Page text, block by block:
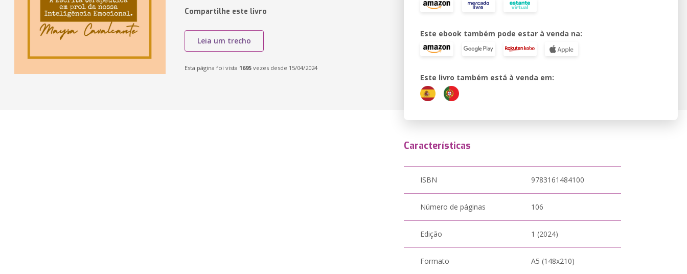
Compartilhe este livro
Leia um trecho
Esta página foi vista 1695 vezes desde 15/04/2024
Este ebook também pode estar à venda na:
Este livro também está à venda em:
Características
ISBN 9783161484100
Número de páginas 106
Edição 1 (2024)
Formato A5 (148x210)